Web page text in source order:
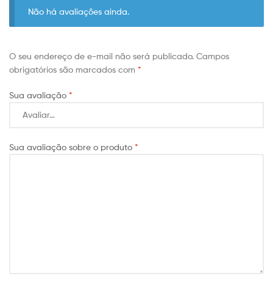
Não há avaliações ainda.
O seu endereço de e-mail não será publicado. Campos
obrigatórios são marcados com *
Sua avaliação *
Sua avaliação sobre o produto *